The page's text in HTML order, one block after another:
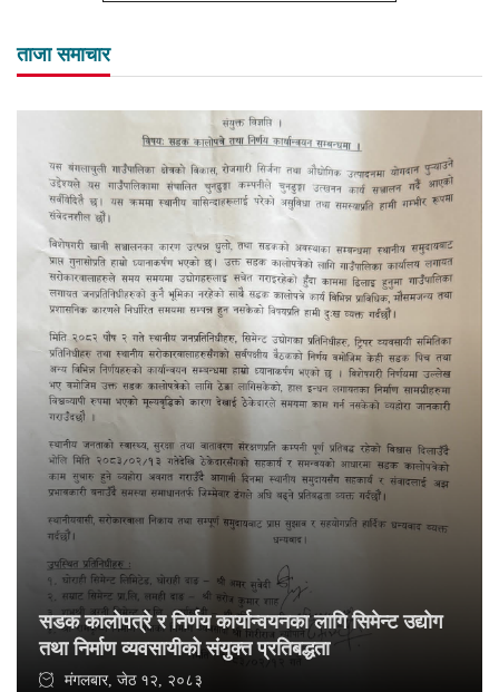
ताजा समाचार
सडक कालोपत्रे र निर्णय कार्यान्वयनका लागि सिमेन्ट उद्योग
तथा निर्माण व्यवसायीको संयुक्त प्रतिबद्धता
मंगलबार, जेठ १२, २०८३